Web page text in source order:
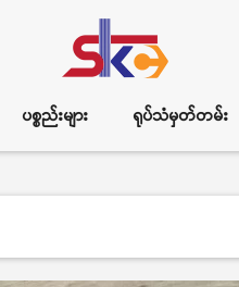
ပစ္စည်းများ ရုပ်သံမှတ်တမ်း